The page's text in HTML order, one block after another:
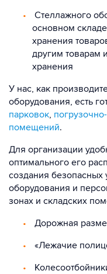
Стеллажного
основном
хранения
другим товарам
хранения
У нас, как
оборудования, есть
парковок,
помещений.
Для организации
оптимального его
создания безопасных
оборудования и
зонах и складских
Дорожная
«Лежачие